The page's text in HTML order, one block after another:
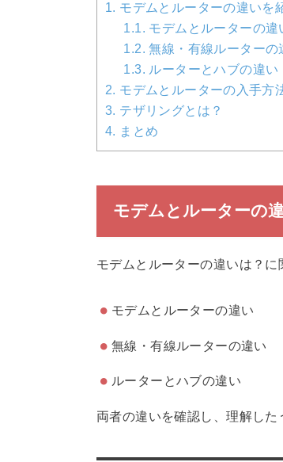
1. モデムとルーターの違いを
1.1. モデムとルーターの違
1.2. 無線・有線ルーターの
1.3. ルーターとハブの違い
2. モデムとルーターの入手方
3. テザリングとは？
4. まとめ
モデムとルーターの
モデムとルーターの違いは？に
モデムとルーターの違い
無線・有線ルーターの違い
ルーターとハブの違い
両者の違いを確認し、理解した